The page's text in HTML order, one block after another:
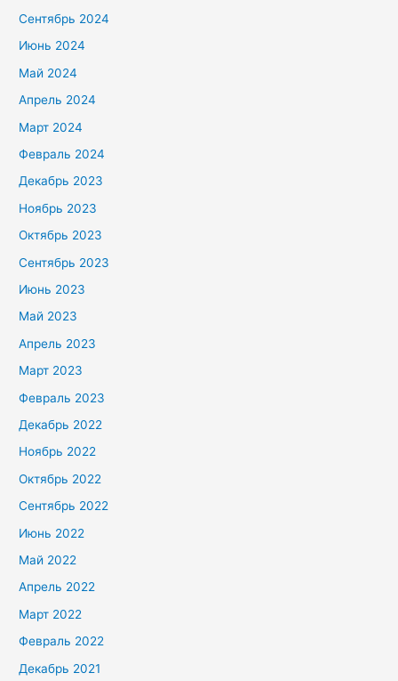
Сентябрь 2024
Июнь 2024
Май 2024
Апрель 2024
Март 2024
Февраль 2024
Декабрь 2023
Ноябрь 2023
Октябрь 2023
Сентябрь 2023
Июнь 2023
Май 2023
Апрель 2023
Март 2023
Февраль 2023
Декабрь 2022
Ноябрь 2022
Октябрь 2022
Сентябрь 2022
Июнь 2022
Май 2022
Апрель 2022
Март 2022
Февраль 2022
Декабрь 2021